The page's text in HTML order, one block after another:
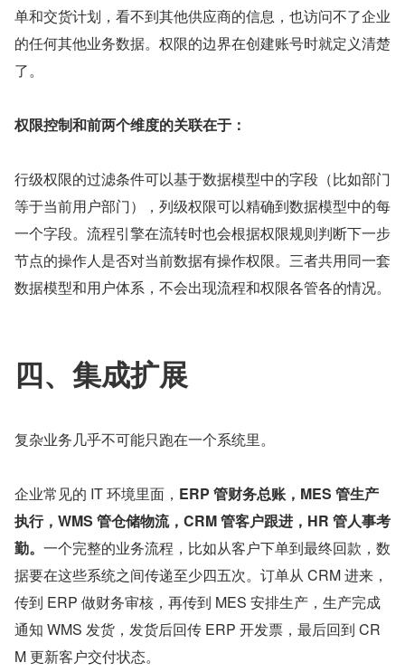
单和交货计划，看不到其他供应商的信息，也访问不了企业
的任何其他业务数据。权限的边界在创建账号时就定义清楚
了。
权限控制和前两个维度的关联在于：
行级权限的过滤条件可以基于数据模型中的字段（比如部门
等于当前用户部门），列级权限可以精确到数据模型中的每
一个字段。流程引擎在流转时也会根据权限规则判断下一步
节点的操作人是否对当前数据有操作权限。三者共用同一套
数据模型和用户体系，不会出现流程和权限各管各的情况。
四、集成扩展
复杂业务几乎不可能只跑在一个系统里。
企业常见的 IT 环境里面， ERP 管财务总账，MES 管生产
执行，WMS 管仓储物流，CRM 管客户跟进，HR 管人事考
勤。 一个完整的业务流程，比如从客户下单到最终回款，数
据要在这些系统之间传递至少四五次。订单从 CRM 进来，
传到 ERP 做财务审核，再传到 MES 安排生产，生产完成
通知 WMS 发货，发货后回传 ERP 开发票，最后回到 CR
M 更新客户交付状态。